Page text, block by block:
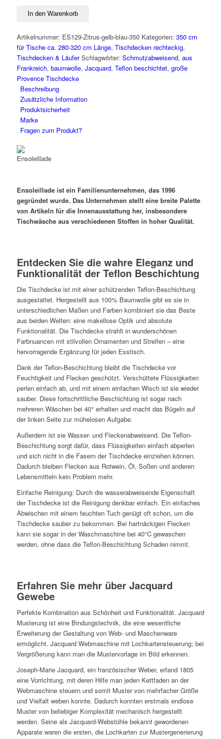
Französische
gelb
blau
160
x
350
cm
mit
Teflon
Schutz
Menge
In den Warenkorb
Artikelnummer: ES129-Zitrus-gelb-blau-350 Kategorien: 350 cm
für Tische ca. 280-320 cm Länge, Tischdecken rechteckig,
Tischdecken & Läufer Schlagwörter: Schmutzabweisend, aus
Frankreich, baumwolle, Jacquard, Teflon beschichtet, große
Provence Tischdecke
Beschreibung
Zusätzliche Information
Produktsicherheit
Marke
Fragen zum Produkt?
Ensoleillade ist ein Familienunternehmen, das 1996
gegründet wurde. Das Unternehmen stellt eine breite Palette
von Artikeln für die Innenausstattung her, insbesondere
Tischwäsche aus verschiedenen Stoffen in hoher Qualität.
Entdecken Sie die wahre Eleganz und
Funktionalität der Teflon Beschichtung
Die Tischdecke ist mit einer schützenden Teflon-Beschichtung
ausgestattet. Hergestellt aus 100% Baumwolle gibt es sie in
unterschiedlichen Maßen und Farben kombiniert sie das Beste
aus beiden Welten: eine makellose Optik und absolute
Funktionalität. Die Tischdecke strahlt in wunderschönen
Farbnuancen mit stilvollen Ornamenten und Streifen – eine
hervorragende Ergänzung für jeden Esstisch.
Dank der Teflon-Beschichtung bleibt die Tischdecke vor
Feuchtigkeit und Flecken geschützt. Verschüttete Flüssigkeiten
perlen einfach ab, und mit einem einfachen Wisch ist sie wieder
sauber. Diese fortschrittliche Beschichtung ist sogar nach
mehreren Wäschen bei 40° erhalten und macht das Bügeln auf
der linken Seite zur mühelosen Aufgabe.
Außerdem ist sie Wasser- und Fleckenabweisend. Die Teflon-
Beschichtung sorgt dafür, dass Flüssigkeiten einfach abperlen
und sich nicht in die Fasern der Tischdecke einziehen können.
Dadurch bleiben Flecken aus Rotwein, Öl, Soßen und anderen
Lebensmitteln kein Problem mehr.
Einfache Reinigung: Durch die wasserabweisende Eigenschaft
der Tischdecke ist die Reinigung denkbar einfach. Ein einfaches
Abwischen mit einem feuchten Tuch genügt oft schon, um die
Tischdecke sauber zu bekommen. Bei hartnäckigen Flecken
kann sie sogar in der Waschmaschine bei 40°C gewaschen
werden, ohne dass die Teflon-Beschichtung Schaden nimmt.
Erfahren Sie mehr über Jacquard
Gewebe
Perfekte Kombination aus Schönheit und Funktionalität. Jacquard
Musterung ist eine Bindungstechnik, die eine wesentliche
Erweiterung der Gestaltung von Web- und Maschenware
ermöglicht. Jacquard Webmaschine mit Lochkartensteuerung; bei
Vergrößerung kann man die Mustervorlage im Bild erkennen.
Joseph-Marie Jacquard, ein französischer Weber, erfand 1805
eine Vorrichtung, mit deren Hilfe man jeden Kettfaden an der
Webmaschine steuern und somit Muster von mehrfacher Größe
und Vielfalt weben konnte. Dadurch konnten erstmals endlose
Muster von beliebiger Komplexität mechanisch hergestellt
werden. Seine als Jacquard-Webstühle bekannt gewordenen
Apparate waren die ersten, die Lochkarten zur Mustergenerierung